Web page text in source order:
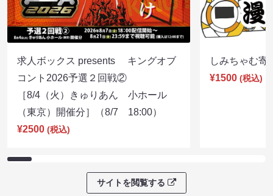
求人ボックス presents キングオブ
コント2026予選２回戦②
［8/4（火）きゅりあん 小ホール
（東京）開催分］（8/7 18:00）
¥2500 (税込)
しみちゃむ
¥1500 (税込)
サイトを閲覧する